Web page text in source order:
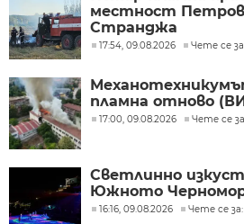
местност
Странджа
17:54, 09.08.2026 Чете се
пламна отново
17:00, 09.08.2026 Чете се
Светлинно
Южното
16:16, 09.08.2026 Чете се